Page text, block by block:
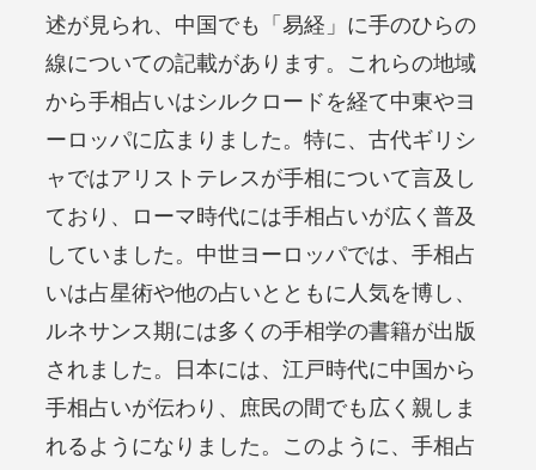
述が見られ、中国でも「易経」に手のひらの
線についての記載があります。これらの地域
から手相占いはシルクロードを経て中東やヨ
ーロッパに広まりました。特に、古代ギリシ
ャではアリストテレスが手相について言及し
ており、ローマ時代には手相占いが広く普及
していました。中世ヨーロッパでは、手相占
いは占星術や他の占いとともに人気を博し、
ルネサンス期には多くの手相学の書籍が出版
されました。日本には、江戸時代に中国から
手相占いが伝わり、庶民の間でも広く親しま
れるようになりました。このように、手相占